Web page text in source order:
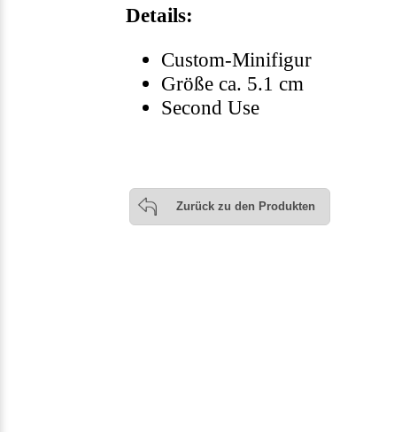
Details:
Custom-Minifigur
Größe ca. 5.1 cm
Second Use
Zurück zu den Produkten